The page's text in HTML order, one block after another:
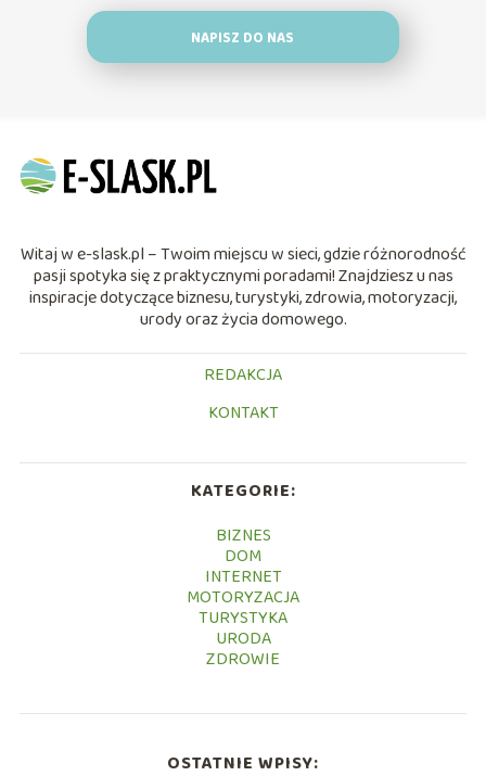
NAPISZ DO NAS
Witaj w e-slask.pl – Twoim miejscu w sieci, gdzie różnorodność
pasji spotyka się z praktycznymi poradami! Znajdziesz u nas
inspiracje dotyczące biznesu, turystyki, zdrowia, motoryzacji,
urody oraz życia domowego.
REDAKCJA
KONTAKT
KATEGORIE:
BIZNES
DOM
INTERNET
MOTORYZACJA
TURYSTYKA
URODA
ZDROWIE
OSTATNIE WPISY: